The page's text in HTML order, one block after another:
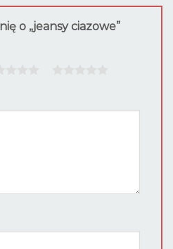
o „jeansy ciazowe”